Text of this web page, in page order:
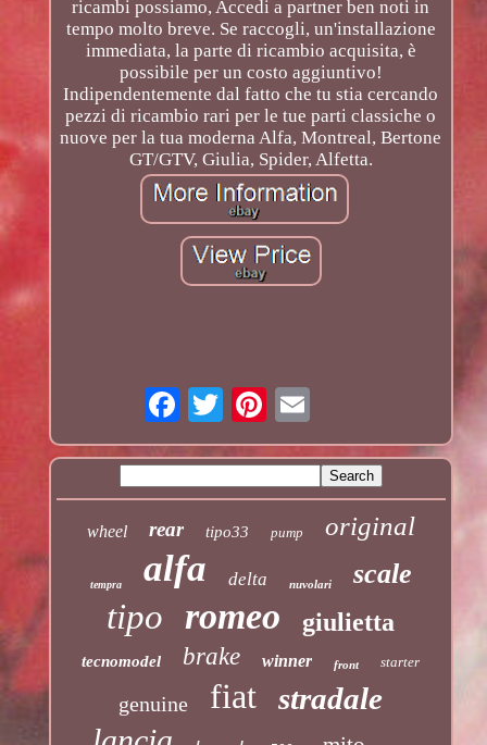
ricambi possiamo, Accedi a partner ben noti in
tempo molto breve. Se raccogli, un'installazione
immediata, la parte di ricambio acquisita, è
possibile per un costo aggiuntivo!
Indipendentemente dal fatto che tu stia cercando
pezzi di ricambio rari per le tue parti classiche o
nuove per la tua moderna Alfa, Montreal, Bertone
GT/GTV, Giulia, Spider, Alfetta.
wheel rear tipo33 pump original
tempra alfa delta nuvolari scale
tipo romeo giulietta
tecnomodel brake winner front starter
genuine fiat stradale